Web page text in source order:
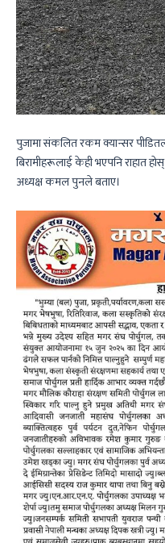
पुजामा संकलित रकम क्यान्सर
बिरामीहरूलाई केही भएपनि राहात
अध्यक्ष कमल पुनले बताए।